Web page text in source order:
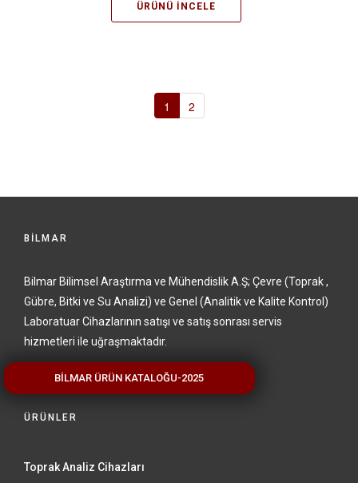
ÜRÜNÜ İNCELE
1 2
BİLMAR
Bilmar Bilimsel Araştırma ve Mühendislik A.Ş; Çevre (Toprak ,
Gübre, Bitki ve Su Analizi) ve Genel (Analitik ve Kalite Kontrol)
Laboratuar Cihazlarının satışı ve satış sonrası servis
hizmetleri ile uğraşmaktadır.
ÜRÜNLER
Toprak Analiz Cihazları
BİLMAR ÜRÜN KATALOĞU-2025